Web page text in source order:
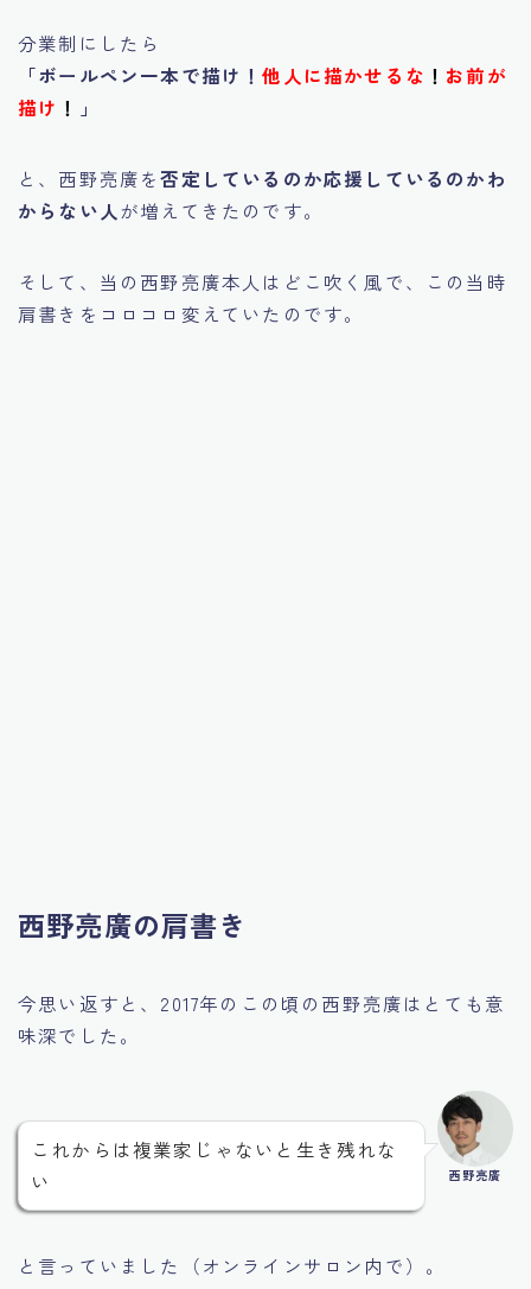
分業制にしたら
「ボールペン一本で描け！他人に描かせるな ！ お前が
描け ！ 」
と、西野亮廣を否定しているのか応援しているのかわ
からない人 が増えてきたのです。
そして、当の西野亮廣本人はどこ吹く風で、この当時
肩書きをコロコロ変えていたのです。
西野亮廣の肩書き
今思い返すと、2017年のこの頃の西野亮廣はとても意
味深でした。
これからは複業家じゃないと生き残れな
い
西野亮廣
と言っていました（オンラインサロン内で）。